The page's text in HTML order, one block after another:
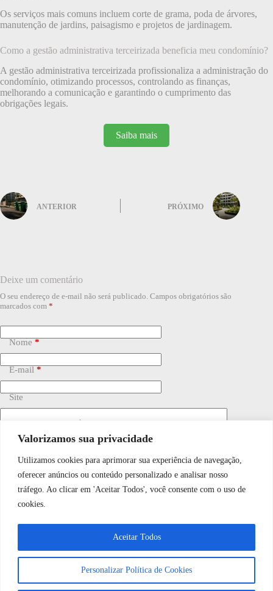
Valorizamos sua privacidade
Utilizamos cookies para aprimorar sua experiência de navegação,
oferecer anúncios ou conteúdo personalizado e analisar nosso
tráfego. Ao clicar em 'Aceitar Todos', você consente com o uso de
cookies.
Personalizar Política de Cookies
Aceitar Todos
Os serviços mais comuns incluem corte de grama, poda de árvores,
manutenção de jardins, paisagismo e projetos de jardinagem.
Como a gestão administrativa terceirizada beneficia meu condomínio?
A gestão administrativa terceirizada profissionaliza a administração do
condomínio, otimizando processos, controlando as finanças,
melhorando a comunicação e garantindo o cumprimento das
obrigações legais.
Saiba mais
ANTERIOR PRÓXIMO
Deixe um comentário
O seu endereço de e-mail não será publicado. Campos obrigatórios são
marcados com *
Nome *
E-mail *
Site
Adicionar comentário
Salvar meu nome, e-mail e site neste navegador para a
próxima vez que eu comentar.
Publicar comentário
WhatsApp JF Tech
Vamos conversar e descobrir como
podemos ajudá-lo hoje?